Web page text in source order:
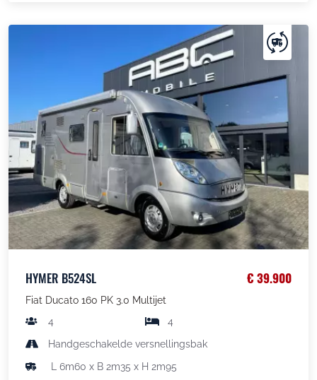
HYMER B524SL € 39.900
Fiat Ducato 160 PK 3.0 Multijet
4
4
Handgeschakelde versnellingsbak
L 6m60 x B 2m35 x H 2m95